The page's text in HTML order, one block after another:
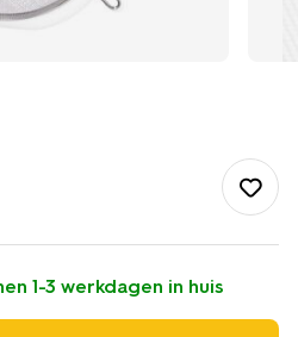
zeven/zeef-
1-3 werkdagen in huis